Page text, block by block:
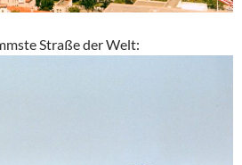
Straße der Welt: